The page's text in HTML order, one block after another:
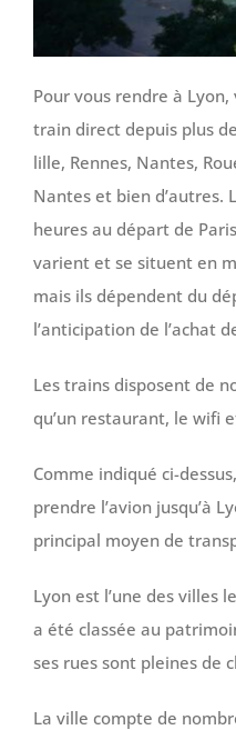
Pour vous rendre à
train direct depuis plus
lille, Rennes, Nantes,
Nantes et bien d’autres.
heures au départ de
varient et se situent en
mais ils dépendent du
l’anticipation de l’achat
Les trains disposent de
qu’un restaurant, le wifi
Comme indiqué ci-
prendre l’avion jusqu’à
principal moyen de
Lyon est l’une des villes
a été classée au
ses rues sont pleines de
La ville compte de